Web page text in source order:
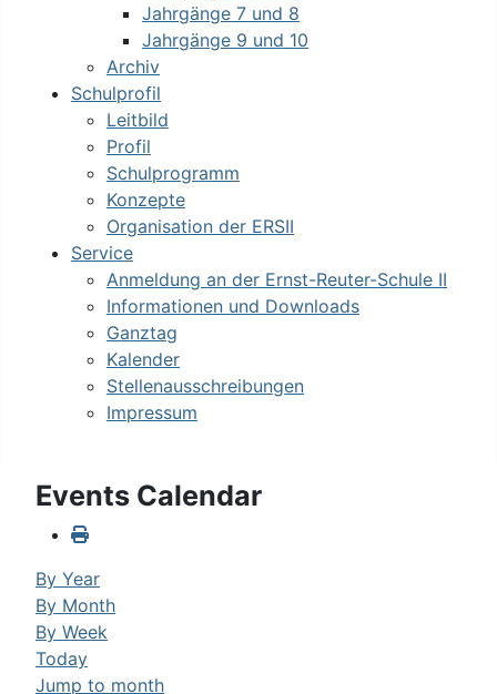
Jahrgänge 7 und 8
Jahrgänge 9 und 10
Archiv
Schulprofil
Leitbild
Profil
Schulprogramm
Konzepte
Organisation der ERSII
Service
Anmeldung an der Ernst-Reuter-Schule II
Informationen und Downloads
Ganztag
Kalender
Stellenausschreibungen
Impressum
Events Calendar
By Year
By Month
By Week
Today
Jump to month